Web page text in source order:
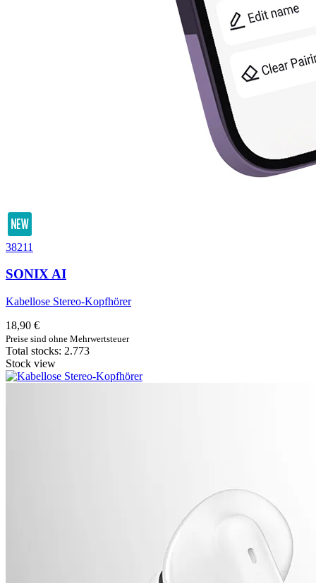
38211
SONIX AI
Kabellose Stereo-Kopfhörer
18,90 €
Preise sind ohne Mehrwertsteuer
Total stocks: 2.773
Stock view